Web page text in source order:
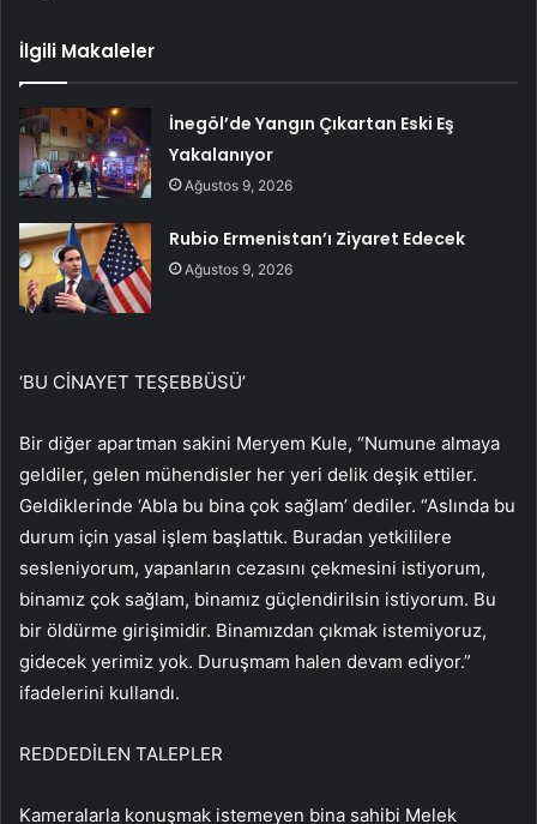
İlgili Makaleler
İnegöl’de Yangın Çıkartan Eski Eş
Yakalanıyor
Ağustos 9, 2026
Rubio Ermenistan’ı Ziyaret Edecek
Ağustos 9, 2026
‘BU CİNAYET TEŞEBBÜSÜ’
Bir diğer apartman sakini Meryem Kule, “Numune almaya
geldiler, gelen mühendisler her yeri delik deşik ettiler.
Geldiklerinde ‘Abla bu bina çok sağlam’ dediler. “Aslında bu
durum için yasal işlem başlattık. Buradan yetkililere
sesleniyorum, yapanların cezasını çekmesini istiyorum,
binamız çok sağlam, binamız güçlendirilsin istiyorum. Bu
bir öldürme girişimidir. Binamızdan çıkmak istemiyoruz,
gidecek yerimiz yok. Duruşmam halen devam ediyor.”
ifadelerini kullandı.
REDDEDİLEN TALEPLER
Kameralarla konuşmak istemeyen bina sahibi Melek